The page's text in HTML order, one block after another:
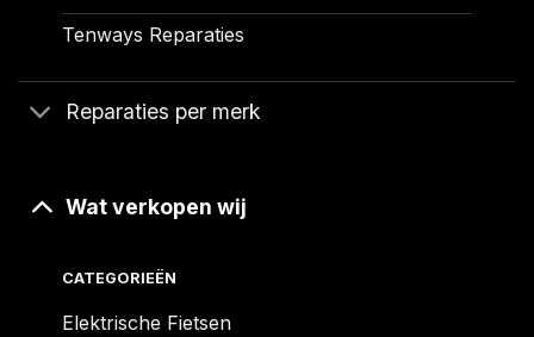
Tenways Reparaties
Reparaties per merk
Wat verkopen wij
CATEGORIEËN
Elektrische Fietsen